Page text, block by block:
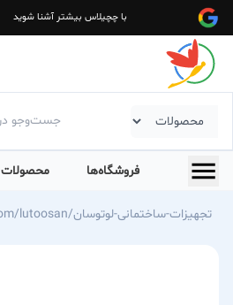
با چچیلاس بیشتر آشنا شوید
فروشگاه‌ها محصولات
https://chechilas.com/lutoosan/تجهیزات-ساختمانی-لوتوسان